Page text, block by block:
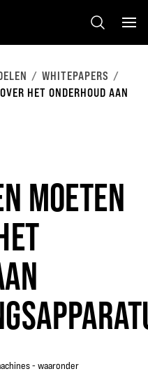
WHITEPAPERS
HET ONDERHOUD AAN
MOETEN
- waaronder